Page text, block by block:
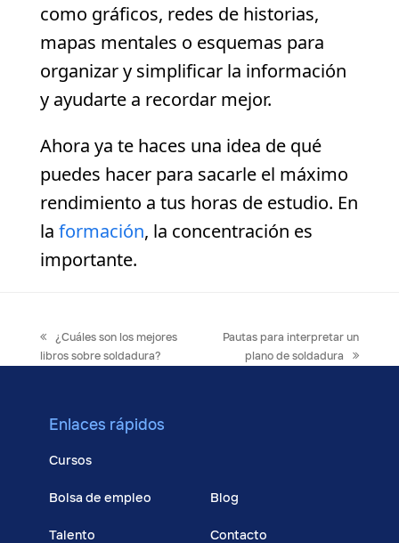
como gráficos, redes de historias,
mapas mentales o esquemas para
organizar y simplificar la información
y ayudarte a recordar mejor.
Ahora ya te haces una idea de qué
puedes hacer para sacarle el máximo
rendimiento a tus horas de estudio. En
la formación, la concentración es
importante.
previous
post:
¿Cuáles son los mejores
libros sobre soldadura?
next
post:
Pautas para interpretar un
plano de soldadura
Enlaces rápidos
Cursos
Bolsa de empleo
Talento
Blog
Contacto